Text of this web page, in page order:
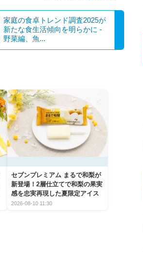
家庭の食卓トレンド調査2025が
新たな食生活傾向を明らかに -
野菜編、魚...
セブンプレミアム まるで和梨が
新登場！2層仕立てで和梨の果実
感を忠実再現した夏限定アイス
2026-08-10 11:30